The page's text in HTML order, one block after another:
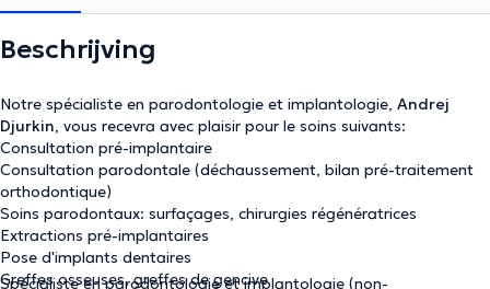
Beschrijving
Notre spécialiste en parodontologie et implantologie, Andrej
Djurkin , vous recevra avec plaisir pour le soins suivants:
Consultation pré-implantaire
Consultation parodontale (déchaussement, bilan pré-traitement
orthodontique)
Soins parodontaux: surfaçages, chirurgies régénératrices
Extractions pré-implantaires
Pose d'implants dentaires
Greffes osseuses, greffes de gencive
Spécialiste en parodontologie et implantologie (non-